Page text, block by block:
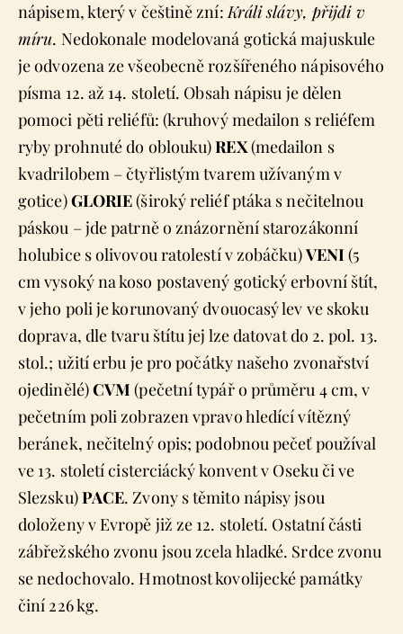
nápisem, který v češtině zní:Králi slávy, přijdi v
míru. Nedokonale modelovaná gotická majuskule
je odvozena ze všeobecně rozšířeného nápisového
písma 12. až 14. století. Obsah nápisu je dělen
pomoci pěti reliéfů: (kruhový medailon s reliéfem
ryby prohnuté do oblouku)REX(medailon s
kvadrilobem – čtyřlistým tvarem užívaným v
gotice)GLORIE(široký reliéf ptáka s nečitelnou
páskou – jde patrně o znázornění starozákonní
holubice s olivovou ratolestí v zobáčku)VENI(5
cm vysoký na koso postavený gotický erbovní štít,
v jeho poli je korunovaný dvouocasý lev ve skoku
doprava, dle tvaru štítu jej lze datovat do 2. pol. 13.
stol.; užití erbu je pro počátky našeho zvonařství
ojedinělé)CVM(pečetní typář o průměru 4 cm, v
pečetním poli zobrazen vpravo hledící vítězný
beránek, nečitelný opis; podobnou pečeť používal
ve 13. století cisterciácký konvent v Oseku či ve
Slezsku)PACE. Zvony s těmito nápisy jsou
doloženy v Evropě již ze 12. století. Ostatní části
zábřežského zvonu jsou zcela hladké. Srdce zvonu
se nedochovalo. Hmotnost kovolijecké památky
činí 226 kg.